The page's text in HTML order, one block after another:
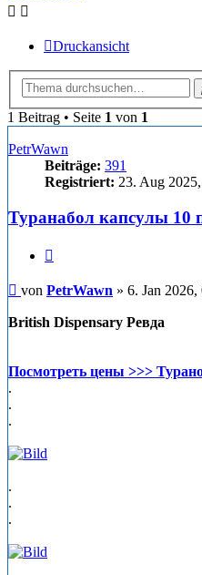
Druckansicht
1 Beitrag • Seite 1 von 1
PetrWawn
Beiträge: 391
Registriert: 23. Aug
Туранабол капсулы 10
Beitrag
von PetrWawn » 6. Jan 2026,
British Dispensary Ревда
Посмотреть цены >>>
.
.
.
.
.
.